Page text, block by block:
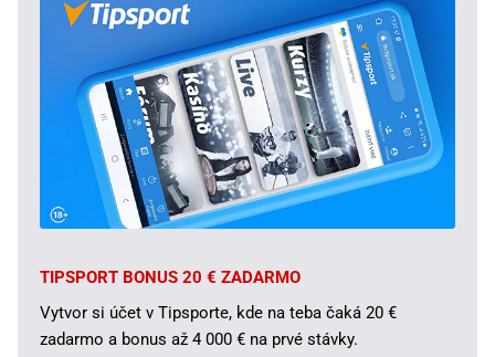
TIPSPORT BONUS 20 € ZADARMO
Vytvor si účet v Tipsporte, kde na teba čaká 20 €
zadarmo a bonus až 4 000 € na prvé stávky.